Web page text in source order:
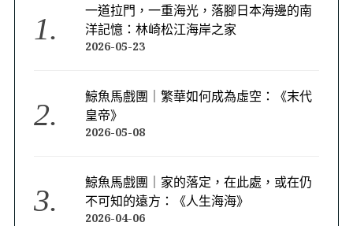
一道拉門，一重海光，落腳日本海邊的南
洋記憶：林崎松江海岸之家
2026-05-23
鯨魚馬戲團｜繁華如何成為虛空：《末代
皇帝》
2026-05-08
鯨魚馬戲團｜家的落定，在此處，或在仍
不可知的遠方：《人生海海》
2026-04-06